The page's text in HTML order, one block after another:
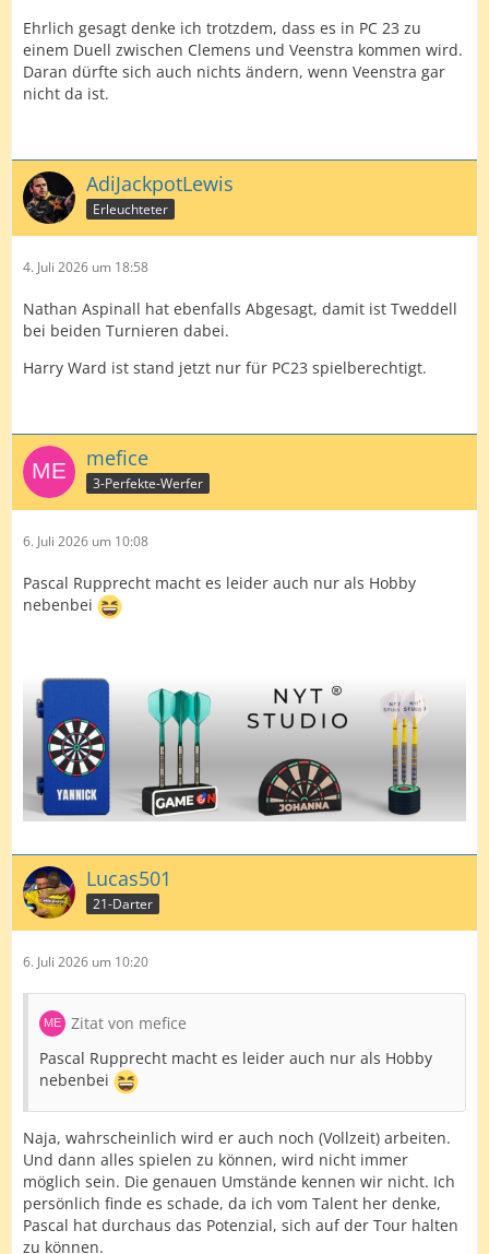
Ehrlich gesagt denke ich trotzdem, dass es in PC 23 zu
einem Duell zwischen Clemens und Veenstra kommen wird.
Daran dürfte sich auch nichts ändern, wenn Veenstra gar
nicht da ist.
AdiJackpotLewis
Erleuchteter
4. Juli 2026 um 18:58
Nathan Aspinall hat ebenfalls Abgesagt, damit ist Tweddell
bei beiden Turnieren dabei.
Harry Ward ist stand jetzt nur für PC23 spielberechtigt.
mefice
3-Perfekte-Werfer
6. Juli 2026 um 10:08
Pascal Rupprecht macht es leider auch nur als Hobby
nebenbei
Lucas501
21-Darter
6. Juli 2026 um 10:20
Zitat von mefice
Pascal Rupprecht macht es leider auch nur als Hobby
nebenbei
Naja, wahrscheinlich wird er auch noch (Vollzeit) arbeiten.
Und dann alles spielen zu können, wird nicht immer
möglich sein. Die genauen Umstände kennen wir nicht. Ich
persönlich finde es schade, da ich vom Talent her denke,
Pascal hat durchaus das Potenzial, sich auf der Tour halten
zu können.